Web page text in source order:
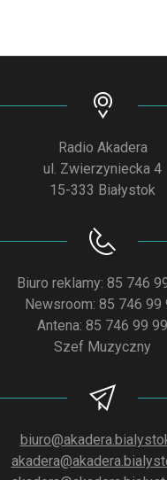
Radio Akadera
ul. Zwierzyniecka 4
15-333 Białystok
Biuro reklamy: 85 746
Newsroom: 85 746 99
Antena: 85 746 99 99
Szef Muzyczny